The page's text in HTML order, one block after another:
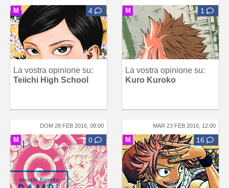
M 4
La vostra opinione su:
Teiichi High School
M 1
La vostra opinione su:
Kuro Kuroko
DOM 28 FEB 2016, 08:00
M 0
MAR 23 FEB 2016, 12:00
M 16